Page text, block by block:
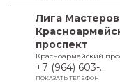
Лига
проспект
Красноармейский
+7 (964) 603-...
ПОКАЗАТЬ ТЕЛЕФОН